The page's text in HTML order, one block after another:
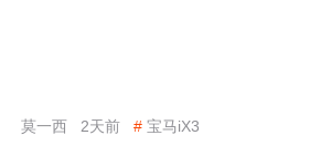
莫一西 2天前 # 宝马iX3